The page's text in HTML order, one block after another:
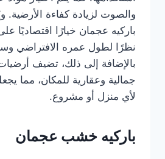
والصوت لزيادة كفاءة الأرضية.
باركيه عجمان خيارًا اقتصاديًا
نظرًا لطول عمره الافتراضي
بالإضافة إلى ذلك، تضيف أرضيات
جمالية وعقارية للمكان، مما
لأي منزل أو مشروع.
باركيه خشب عجمان